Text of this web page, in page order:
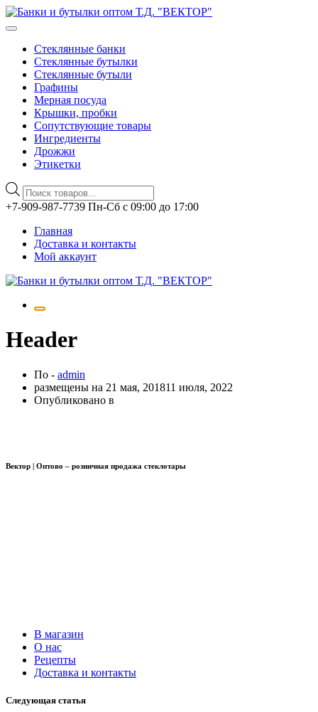
Стеклянные банки
Стеклянные бутылки
Стеклянные бутыли
Графины
Мерная посуда
Крышки, пробки
Сопутствующие товары
Ингредиенты
Дрожжи
Этикетки
Поиск
товаров
Перейти
содержимому
+7-909-987-7739 Пн-Сб с 09:00 до 17:00
Главная
Доставка и контакты
Мой аккаунт
Header
По - admin
размещены на 21 мая, 201811 июля, 2022
Опубликовано в
Вектор | Оптово – розничная продажа стеклотары
В магазин
О нас
Рецепты
Доставка и контакты
Следующая статья